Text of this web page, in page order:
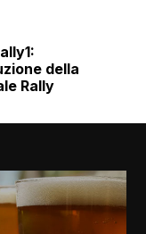
della
Rally